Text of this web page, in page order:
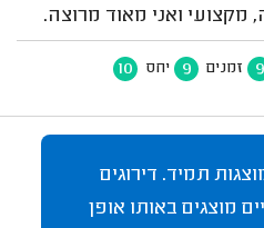
מקצועי ואני מאוד מרוצה.
9 זמנים 9 יחס 10
תמיד. דירוגים
מוצגים באותו אופן